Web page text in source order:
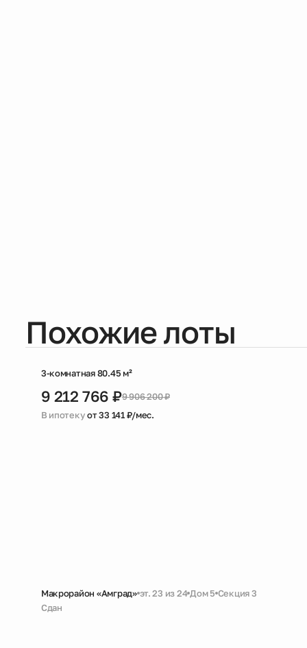
Похожие лоты
3-комнатная 80.45 м²
9 212 766 ₽9 906 200 ₽
В ипотекуот 33 141 ₽/мес.
Макрорайон «Амград» эт. 23 из 24 Дом 5 Секция 3
Сдан